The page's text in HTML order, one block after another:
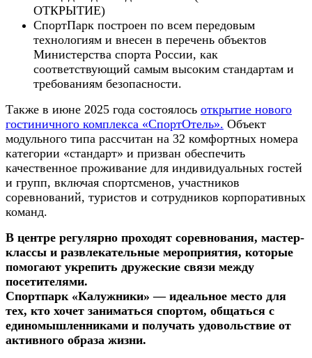
ОТКРЫТИЕ)
СпортПарк построен по всем передовым
технологиям и внесен в перечень объектов
Министерства спорта России, как
соответствующий самым высоким стандартам и
требованиям безопасности.
Также в июне 2025 года состоялось открытие нового
гостиничного комплекса «СпортОтель». Объект
модульного типа рассчитан на 32 комфортных номера
категории «стандарт» и призван обеспечить
качественное проживание для индивидуальных гостей
и групп, включая спортсменов, участников
соревнований, туристов и сотрудников корпоративных
команд.
В центре регулярно проходят соревнования, мастер-
классы и развлекательные мероприятия, которые
помогают укрепить дружеские связи между
посетителями.
Спортпарк «Калужники» — идеальное место для
тех, кто хочет заниматься спортом, общаться с
единомышленниками и получать удовольствие от
активного образа жизни.